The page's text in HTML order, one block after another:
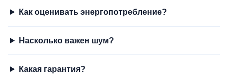
Как оценивать энергопотребление?
Насколько важен шум?
Какая гарантия?